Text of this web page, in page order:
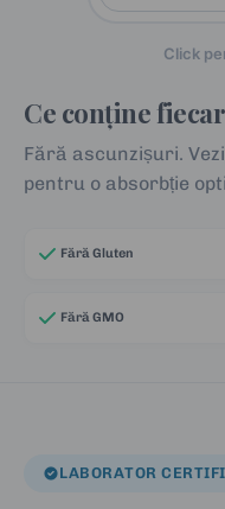
Click
Ce conține
Fără ascunzișuri.
pentru o absorbție
Fără Gluten
Fără GMO
LABORATOR